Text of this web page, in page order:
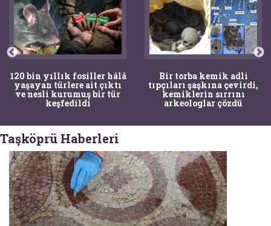
120 bin yıllık fosiller hâlâ
yaşayan türlere ait çıktı
ve nesli kurumuş bir tür
keşfedildi
Bir torba kemik adli
tıpçıları şaşkına çevirdi,
kemiklerin sırrını
arkeologlar çözdü
Taşköprü Haberleri